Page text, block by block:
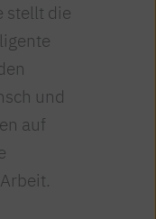
stellt die
und
auf